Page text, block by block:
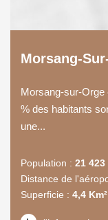
Morsang-
Morsang-sur-Orge
% des habitants
une...
Population : 21
Distance de
Superficie : 4,4 Km²